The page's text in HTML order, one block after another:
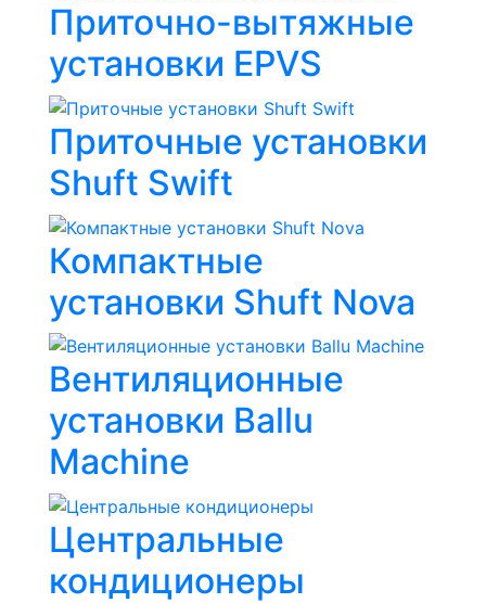
Приточно-вытяжные
установки EPVS
Приточные установки
Shuft Swift
Компактные
установки Shuft Nova
Вентиляционные
установки Ballu
Machine
Центральные
кондиционеры